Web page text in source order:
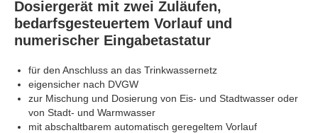
Dosiergerät mit zwei Zuläufen,
bedarfsgesteuertem Vorlauf und
numerischer Eingabetastatur
für den Anschluss an das Trinkwassernetz
eigensicher nach DVGW
zur Mischung und Dosierung von Eis- und Stadtwasser oder
von Stadt- und Warmwasser
mit abschaltbarem automatisch geregeltem Vorlauf